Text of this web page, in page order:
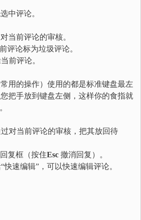
中评论。
当前评论的审核。
评论标为垃圾评论。
前评论。
用的操作）使用的都是标准键盘最左
把手放到键盘左侧，这样你的食指就
对当前评论的审核，把其放回待
复框（按住Esc 撤消回复）。
快速编辑”，可以快速编辑评论。